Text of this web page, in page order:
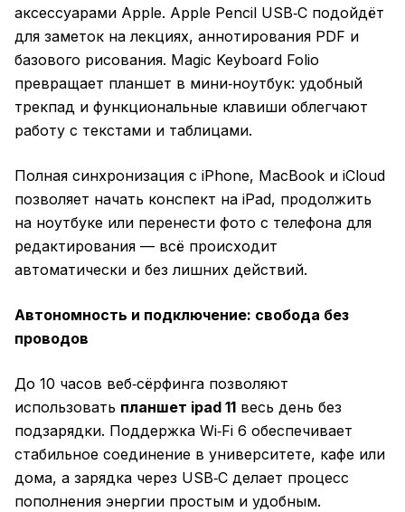
аксессуарами Apple. Apple Pencil USB‑C подойдёт
для заметок на лекциях, аннотирования PDF и
базового рисования. Magic Keyboard Folio
превращает планшет в мини‑ноутбук: удобный
трекпад и функциональные клавиши облегчают
работу с текстами и таблицами.
Полная синхронизация с iPhone, MacBook и iCloud
позволяет начать конспект на iPad, продолжить
на ноутбуке или перенести фото с телефона для
редактирования — всё происходит
автоматически и без лишних действий.
Автономность и подключение: свобода без
проводов
До 10 часов веб‑сёрфинга позволяют
использовать планшет ipad 11 весь день без
подзарядки. Поддержка Wi‑Fi 6 обеспечивает
стабильное соединение в университете, кафе или
дома, а зарядка через USB‑C делает процесс
пополнения энергии простым и удобным.